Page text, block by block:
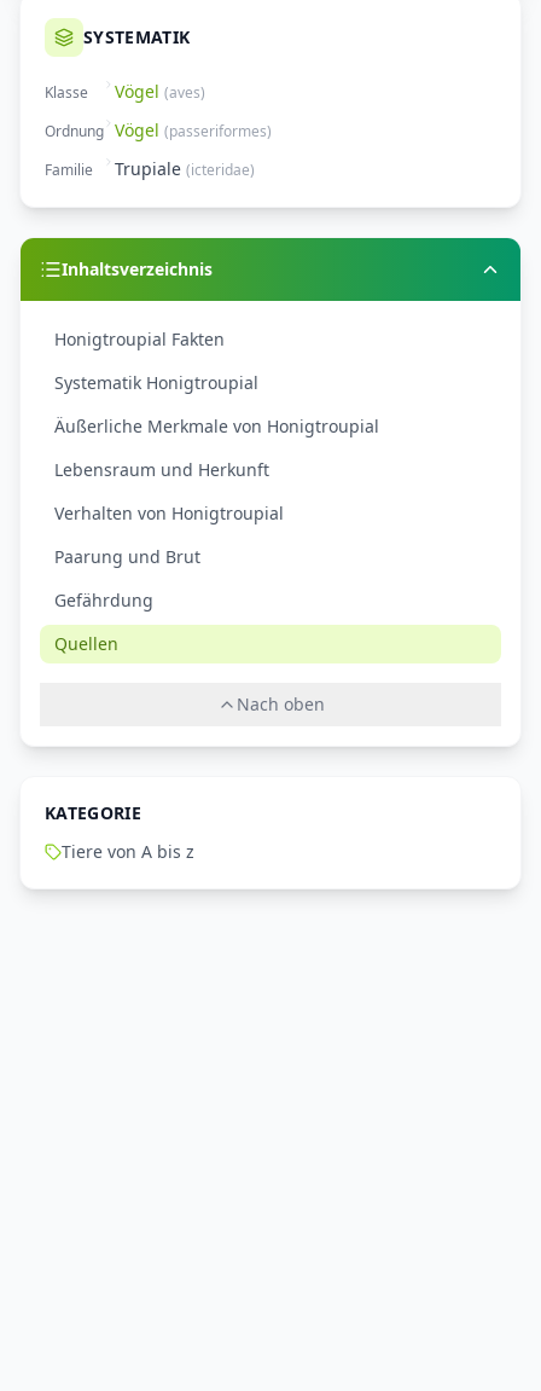
SYSTEMATIK
Klasse Vögel (aves)
Ordnung Vögel (passeriformes)
Familie
Trupiale (icteridae)
Inhaltsverzeichnis
Honigtroupial Fakten
Systematik Honigtroupial
Äußerliche Merkmale von Honigtroupial
Lebensraum und Herkunft
Verhalten von Honigtroupial
Paarung und Brut
Gefährdung
Quellen
Nach oben
KATEGORIE
Tiere von A bis z